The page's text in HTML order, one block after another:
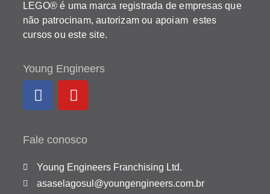
LEGO® é uma marca registrada de empresas que
não patrocinam, autorizam ou apoiam estes
cursos ou este site.
Young Engineers
Fale conosco
Young Engineers Franchising Ltd.
asaselagosul@youngengineers.com.br